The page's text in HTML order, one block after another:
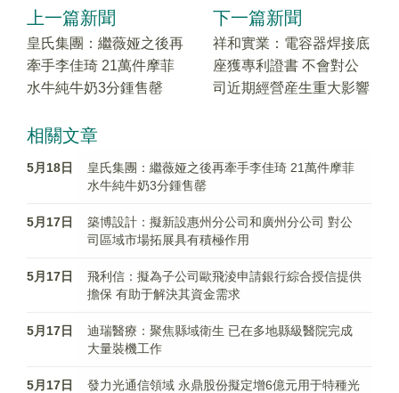
上一篇新聞
皇氏集團：繼薇娅之後再
牽手李佳琦 21萬件摩菲
水牛純牛奶3分鍾售罄
下一篇新聞
祥和實業：電容器焊接底
座獲專利證書 不會對公
司近期經營産生重大影響
相關文章
5月18日
皇氏集團：繼薇娅之後再牽手李佳琦 21萬件摩菲
水牛純牛奶3分鍾售罄
5月17日
築博設計：擬新設惠州分公司和廣州分公司 對公
司區域市場拓展具有積極作用
5月17日
飛利信：擬為子公司歐飛淩申請銀行綜合授信提供
擔保 有助于解決其資金需求
5月17日
迪瑞醫療：聚焦縣域衛生 已在多地縣級醫院完成
大量裝機工作
5月17日
發力光通信領域 永鼎股份擬定增6億元用于特種光